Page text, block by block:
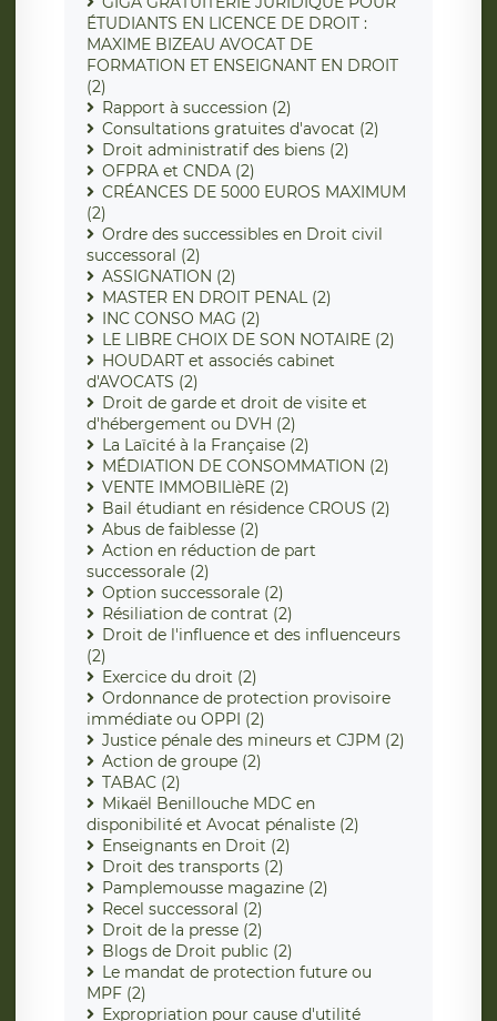
ÉTUDIANTS EN LICENCE DE DROIT :
MAXIME BIZEAU AVOCAT DE
FORMATION ET ENSEIGNANT EN DROIT
(2)
Rapport à succession (2)
Consultations gratuites d'avocat (2)
Droit administratif des biens (2)
OFPRA et CNDA (2)
CRÉANCES DE 5000 EUROS MAXIMUM
(2)
Ordre des successibles en Droit civil
successoral (2)
ASSIGNATION (2)
MASTER EN DROIT PENAL (2)
INC CONSO MAG (2)
LE LIBRE CHOIX DE SON NOTAIRE (2)
HOUDART et associés cabinet
d'AVOCATS (2)
Droit de garde et droit de visite et
d'hébergement ou DVH (2)
La Laïcité à la Française (2)
MÉDIATION DE CONSOMMATION (2)
VENTE IMMOBILIèRE (2)
Bail étudiant en résidence CROUS (2)
Abus de faiblesse (2)
Action en réduction de part
successorale (2)
Option successorale (2)
Résiliation de contrat (2)
Droit de l'influence et des influenceurs
(2)
Exercice du droit (2)
Ordonnance de protection provisoire
immédiate ou OPPI (2)
Justice pénale des mineurs et CJPM (2)
Action de groupe (2)
TABAC (2)
Mikaël Benillouche MDC en
disponibilité et Avocat pénaliste (2)
Enseignants en Droit (2)
Droit des transports (2)
Pamplemousse magazine (2)
Recel successoral (2)
Droit de la presse (2)
Blogs de Droit public (2)
Le mandat de protection future ou
MPF (2)
Expropriation pour cause d'utilité